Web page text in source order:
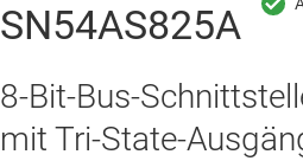
SN54AS825A
8-Bit-Bus-
mit Tri-State-